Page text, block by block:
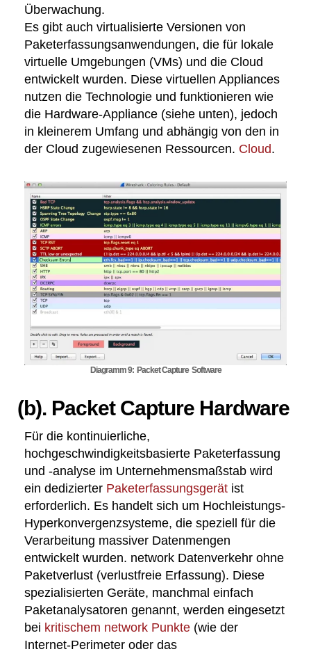
Überwachung.
Es gibt auch virtualisierte Versionen von
Paketerfassungsanwendungen, die für lokale
virtuelle Umgebungen (VMs) und die Cloud
entwickelt wurden. Diese virtuellen Appliances
nutzen die Technologie und funktionieren wie
die Hardware-Appliance (siehe unten), jedoch
in kleinerem Umfang und abhängig von den in
der Cloud zugewiesenen Ressourcen. Cloud.
Diagramm 9: Packet Capture Software
(b). Packet Capture Hardware
Für die kontinuierliche,
hochgeschwindigkeitsbasierte Paketerfassung
und -analyse im Unternehmensmaßstab wird
ein dedizierter Paketerfassungsgerät ist
erforderlich. Es handelt sich um Hochleistungs-
Hyperkonvergenzsysteme, die speziell für die
Verarbeitung massiver Datenmengen
entwickelt wurden. network Datenverkehr ohne
Paketverlust (verlustfreie Erfassung). Diese
spezialisierten Geräte, manchmal einfach
Paketanalysatoren genannt, werden eingesetzt
bei kritischem network Punkte (wie der
Internet-Perimeter oder das